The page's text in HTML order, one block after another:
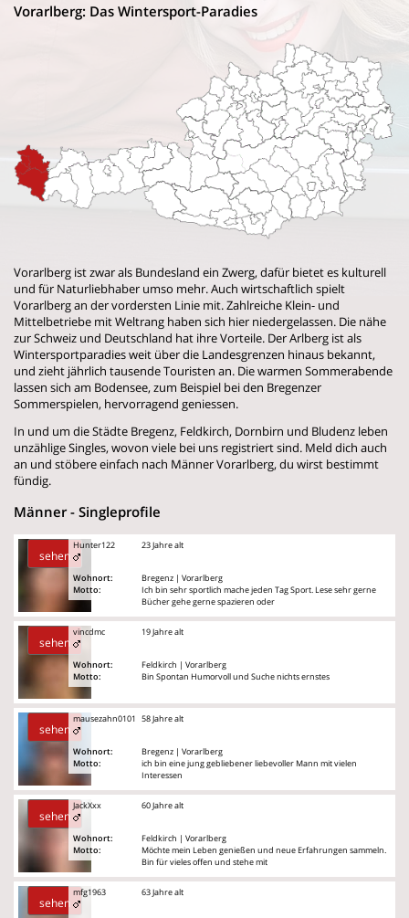
Vorarlberg: Das Wintersport-Paradies
Vorarlberg ist zwar als Bundesland ein Zwerg, dafür bietet es kulturell
und für Naturliebhaber umso mehr. Auch wirtschaftlich spielt
Vorarlberg an der vordersten Linie mit. Zahlreiche Klein- und
Mittelbetriebe mit Weltrang haben sich hier niedergelassen. Die nähe
zur Schweiz und Deutschland hat ihre Vorteile. Der Arlberg ist als
Wintersportparadies weit über die Landesgrenzen hinaus bekannt,
und zieht jährlich tausende Touristen an. Die warmen Sommerabende
lassen sich am Bodensee, zum Beispiel bei den Bregenzer
Sommerspielen, hervorragend geniessen.
In und um die Städte Bregenz, Feldkirch, Dornbirn und Bludenz leben
unzählige Singles, wovon viele bei uns registriert sind. Meld dich auch
an und stöbere einfach nach Männer Vorarlberg, du wirst bestimmt
fündig.
Männer - Singleprofile
sehen
Hunter122
Wohnort:
Motto:
23 Jahre alt
Bregenz | Vorarlberg
Ich bin sehr sportlich mache jeden Tag Sport. Lese sehr gerne
Bücher gehe gerne spazieren oder
sehen
vincdmc
Wohnort:
Motto:
19 Jahre alt
Feldkirch | Vorarlberg
Bin Spontan Humorvoll und Suche nichts ernstes
sehen
mausezahn0101
Wohnort:
Motto:
58 Jahre alt
Bregenz | Vorarlberg
ich bin eine jung gebliebener liebevoller Mann mit vielen
Interessen
sehen
JackXxx
Wohnort:
Motto:
60 Jahre alt
Feldkirch | Vorarlberg
Möchte mein Leben genießen und neue Erfahrungen sammeln.
Bin für vieles offen und stehe mit
sehen
mfg1963 63 Jahre alt